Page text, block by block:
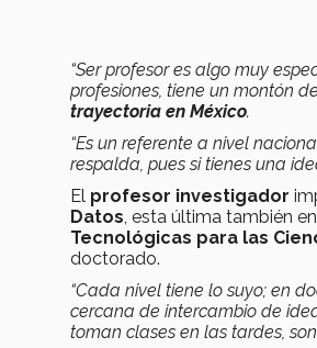
“Ser profesor es algo muy
profesiones, tiene un montón
trayectoria en México.
“Es un referente a nivel
respalda, pues si tienes una
El profesor investigador
Datos, esta última también
Tecnológicas para las
doctorado.
“Cada nivel tiene lo suyo; en
cercana de intercambio de
toman clases en las tardes,